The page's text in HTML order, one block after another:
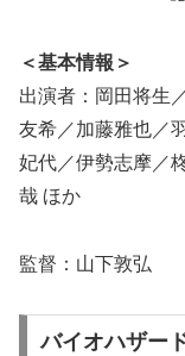
＜基本情報＞
出演者：岡田将生
友希／加藤雅也／
妃代／伊勢志摩／
哉 ほか
監督：山下敦弘
バイオハザー